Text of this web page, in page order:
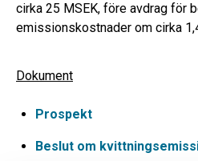
cirka 25 MSEK, före avdrag för
emissionskostnader om cirka
Dokument
Prospekt
Beslut om